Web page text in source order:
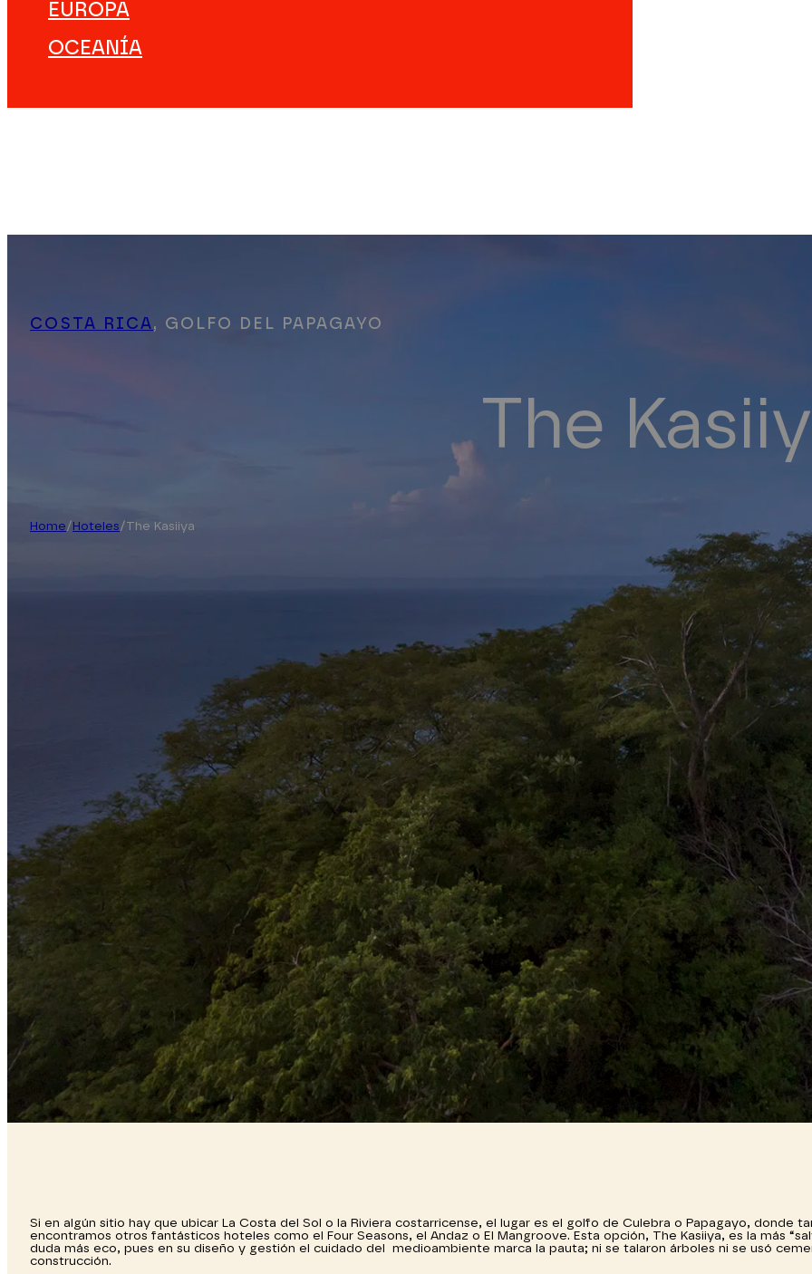
EUROPA
OCEANÍA
COSTA RICA, GOLFO DEL PAPAGAYO
The
Home/ Hoteles/ The Kasiiya
Si en algún sitio hay que ubicar La Costa del Sol o la Riviera costarricense, el lugar es el golfo de Culebra o Papagayo, donde
encontramos otros fantásticos hoteles como el Four Seasons, el Andaz o El Mangroove. Esta opción, The Kasiiya, es la más
duda más eco, pues en su diseño y gestión el cuidado del medioambiente marca la pauta; ni se talaron árboles ni se usó
construcción.